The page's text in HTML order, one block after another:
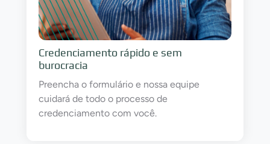
Credenciamento rápido e sem
burocracia
Preencha o formulário e nossa equipe
cuidará de todo o processo de
credenciamento com você.